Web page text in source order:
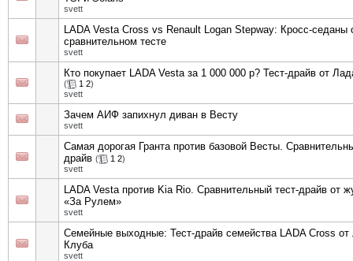
svett
LADA Vesta Cross vs Renault Logan Stepway: Кросс-седаны
сравнительном тесте
svett
Кто покупает LADA Vesta за 1 000 000 р? Тест-драйв от
( 1 2)
svett
Зачем АИФ запихнул диван в Весту
svett
Самая дорогая Гранта против базовой Весты.
драйв ( 1 2)
svett
LADA Vesta против Kia Rio. Сравнительный тест-драйв от
«За Рулем»
svett
Семейные выходные: Тест-драйв семейства LADA Cross от
Клуба
svett